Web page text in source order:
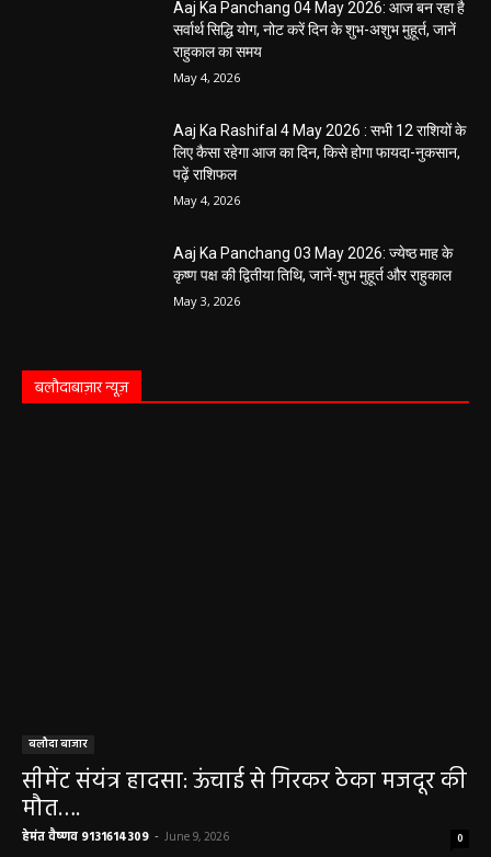
Aaj Ka Panchang 04 May 2026: आज बन रहा है
सर्वार्थ सिद्धि योग, नोट करें दिन के शुभ-अशुभ मुहूर्त, जानें
राहुकाल का समय
May 4, 2026
Aaj Ka Rashifal 4 May 2026 : सभी 12 राशियों के
लिए कैसा रहेगा आज का दिन, किसे होगा फायदा-नुकसान,
पढ़ें राशिफल
May 4, 2026
Aaj Ka Panchang 03 May 2026: ज्येष्ठ माह के
कृष्ण पक्ष की द्वितीया तिथि, जानें-शुभ मुहूर्त और राहुकाल
May 3, 2026
बलौदाबाज़ार न्यूज़
बलौदा बाजार
सीमेंट संयंत्र हादसा: ऊंचाई से गिरकर ठेका मजदूर की
मौत….
हेमंत वैष्णव 9131614309 - June 9, 2026 0